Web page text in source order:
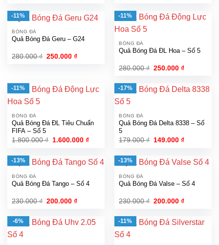
330.000 ₫.
là:
300.000 ₫.
200.000 ₫.là:
170.000 ₫.
-11%
BÓNG ĐÁ
Quả Bóng Đá Geru – G24
280.000₫ Giá
250.000₫Giá
-11%
BÓNG ĐÁ
Quả Bóng Đá ĐL Hoa – Số 5
280.000₫ Giá
280.000 ₫.
250.000₫Giá
là:
250.000 ₫.
-11%
BÓNG ĐÁ
Quả Bóng Đá ĐL Tiêu Chuẩn
FIFA – Số 5
1.800.000₫ Giá
1.800.000 ₫.
1.600.000₫Giá
là:
1.600.000 ₫.
-17%
BÓNG ĐÁ
Quả Bóng Đá Delta 8338 – Số
5
179.000₫ Giá
179.000 ₫.
149.000₫Giá
là:
149.000 ₫.
-13%
BÓNG ĐÁ
Quả Bóng Đá Tango – Số 4
230.000₫ Giá
230.000 ₫.
200.000₫Giá
là:
200.000 ₫.
-13%
BÓNG ĐÁ
Quả Bóng Đá Valse – Số 4
230.000₫ Giá
230.000 ₫.
200.000₫Giá
là:
200.000 ₫.
-6% -11%